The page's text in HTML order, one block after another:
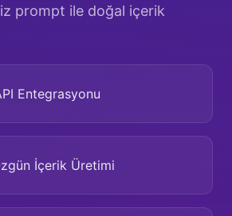
prompt ile doğal içerik
Entegrasyonu
İçerik Üretimi